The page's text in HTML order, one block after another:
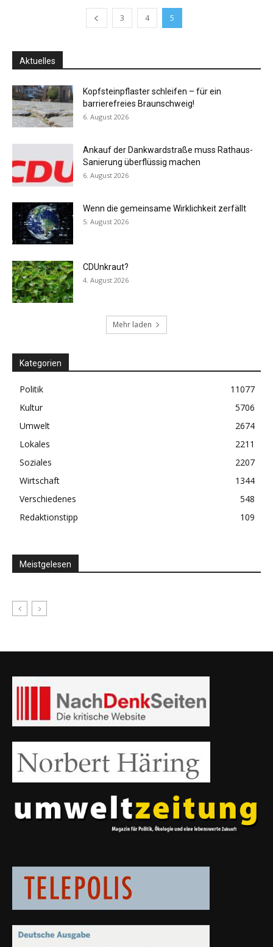
3 4 5
Aktuelles
Kopfsteinpflaster schleifen – für ein
barrierefreies Braunschweig!
6. August 2026
Ankauf der Dankwardstraße muss Rathaus-
Sanierung überflüssig machen
6. August 2026
Wenn die gemeinsame Wirklichkeit zerfällt
5. August 2026
CDUnkraut?
4. August 2026
Mehr laden
Kategorien
Politik
11077
Kultur
5706
Umwelt
2674
Lokales
2211
Soziales
2207
Wirtschaft
1344
Verschiedenes
548
Redaktionstipp
109
Meistgelesen